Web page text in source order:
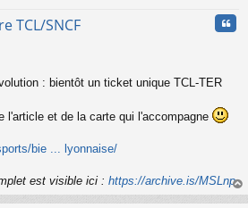
TCL/SNCF
: bientôt un ticket unique TCL-TER
l'article et de la carte qui l'accompagne
bie ... lyonnaise/
est visible ici : https://archive.is/MSLnp
au